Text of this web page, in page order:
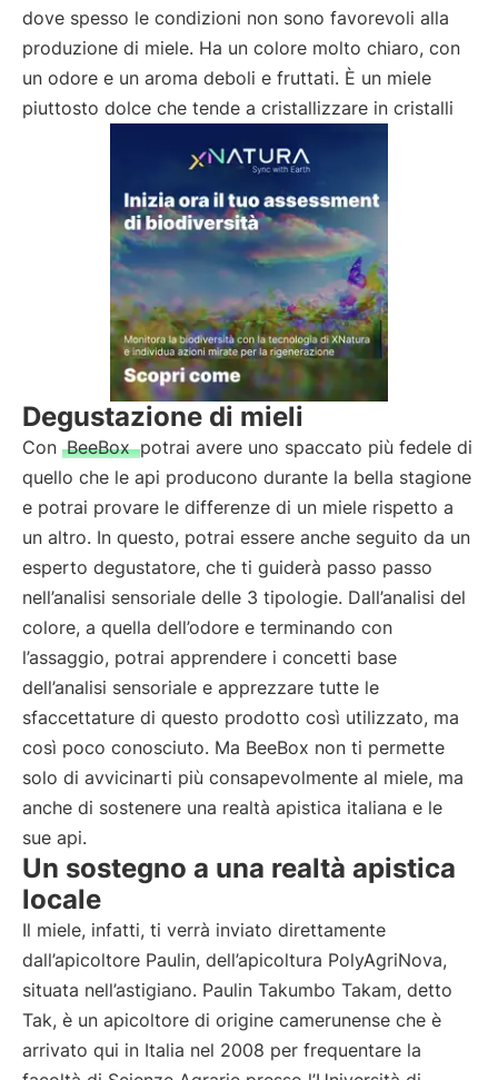
dove spesso le condizioni non sono favorevoli alla
produzione di miele. Ha un colore molto chiaro, con
un odore e un aroma deboli e fruttati. È un miele
piuttosto dolce che tende a cristallizzare in cristalli
Degustazione di mieli
Con BeeBox potrai avere uno spaccato più fedele di
quello che le api producono durante la bella stagione
e potrai provare le differenze di un miele rispetto a
un altro. In questo, potrai essere anche seguito da un
esperto degustatore, che ti guiderà passo passo
nell’analisi sensoriale delle 3 tipologie. Dall’analisi del
colore, a quella dell’odore e terminando con
l’assaggio, potrai apprendere i concetti base
dell’analisi sensoriale e apprezzare tutte le
sfaccettature di questo prodotto così utilizzato, ma
così poco conosciuto. Ma BeeBox non ti permette
solo di avvicinarti più consapevolmente al miele, ma
anche di sostenere una realtà apistica italiana e le
sue api.
Un sostegno a una realtà apistica
locale
Il miele, infatti, ti verrà inviato direttamente
dall’apicoltore Paulin, dell’apicoltura PolyAgriNova,
situata nell’astigiano. Paulin Takumbo Takam, detto
Tak, è un apicoltore di origine camerunense che è
arrivato qui in Italia nel 2008 per frequentare la